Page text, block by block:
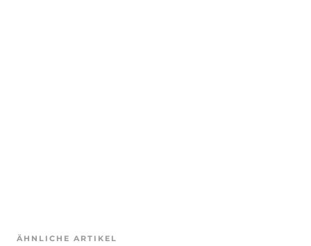
ÄHNLICHE ARTIKEL